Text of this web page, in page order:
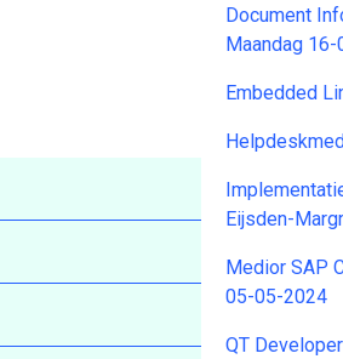
Document
Maandag
Embedded
Eijsden-
Medior SAP
05-05-2024
QT